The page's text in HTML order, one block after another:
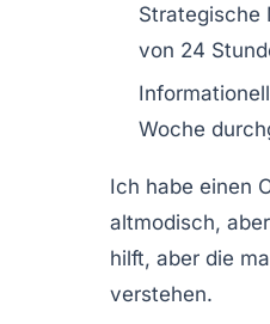
Strategische
von 24
Woche
Ich habe einen
altmodisch,
hilft, aber die
verstehen.